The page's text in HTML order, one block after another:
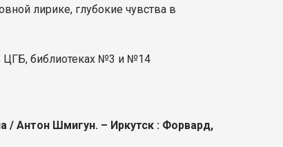
лирике, глубокие чувства в
ЦГБ, библиотеках №3 и №14
/ Антон Шмигун. – Иркутск : Форвард,